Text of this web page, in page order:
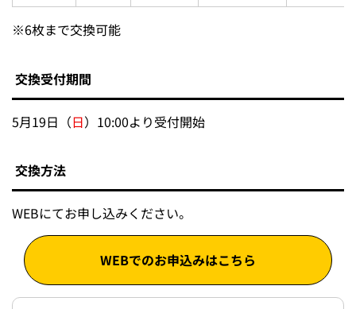
※6枚まで交換可能
交換受付期間
5月19日（日）10:00より受付開始
交換方法
WEBにてお申し込みください。
WEBでのお申込みはこちら